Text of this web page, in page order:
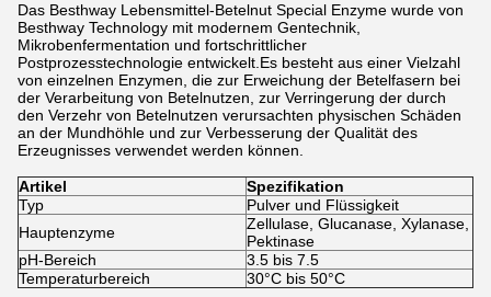
Das Besthway Lebensmittel-Betelnut Special Enzyme wurde von
Besthway Technology mit modernem Gentechnik,
Mikrobenfermentation und fortschrittlicher
Postprozesstechnologie entwickelt.Es besteht aus einer Vielzahl
von einzelnen Enzymen, die zur Erweichung der Betelfasern bei
der Verarbeitung von Betelnutzen, zur Verringerung der durch
den Verzehr von Betelnutzen verursachten physischen Schäden
an der Mundhöhle und zur Verbesserung der Qualität des
Erzeugnisses verwendet werden können.
Artikel
Spezifikation
Typ
Pulver und Flüssigkeit
Hauptenzyme
Zellulase, Glucanase, Xylanase,
Pektinase
pH-Bereich
3.5 bis 7.5
Temperaturbereich
30°C bis 50°C